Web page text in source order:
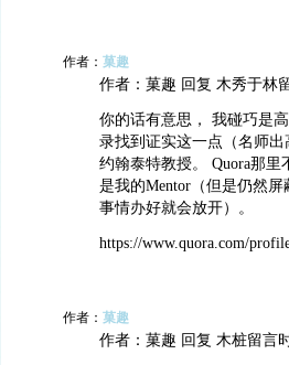
作者： 菓趣
作者：菓趣 回复 木秀于林
你的话有意思， 我碰巧是
录找到证实这一点（名师
约翰泰特教授。 Quora那
是我的Mentor（但是仍然
事情办好就会放开）。
https://www.quora.com/
作者： 菓趣
作者：菓趣 回复 木桩留言